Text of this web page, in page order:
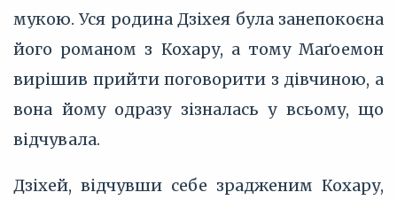
мукою. Уся родина Дзіхея була занепокоєна
його романом з Кохару, а тому Маґоемон
вирішив прийти поговорити з дівчиною, а
вона йому одразу зізналась у всьому, що
відчувала.
Дзіхей, відчувши себе зрадженим Кохару,